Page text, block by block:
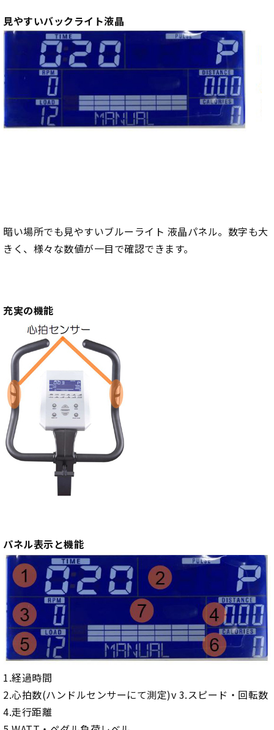
見やすいバックライト液晶
暗い場所でも見やすいブルーライト 液晶パネル。数字も大
きく、様々な数値が一目で確認できます。
充実の機能
パネル表示と機能
1.経過時間
2.心拍数(ハンドルセンサーにて測定)v 3.スピード・回転数
4.走行距離